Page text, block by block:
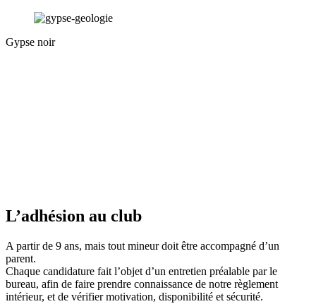
Gypse noir
L’adhésion au club
A partir de 9 ans, mais tout mineur doit être accompagné d’un
parent.
Chaque candidature fait l’objet d’un entretien préalable par le
bureau, afin de faire prendre connaissance de notre règlement
intérieur, et de vérifier motivation, disponibilité et sécurité.